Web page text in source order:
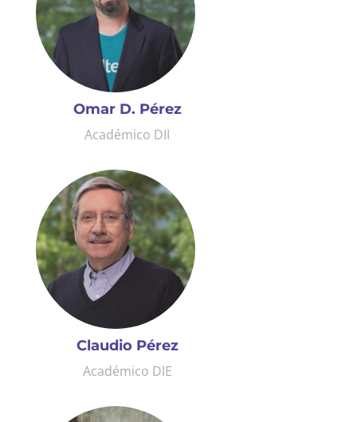
Omar D. Pérez
Académico DII
Claudio Pérez
Académico DIE